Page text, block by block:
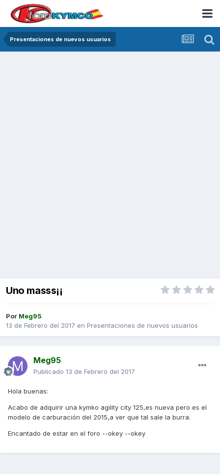
Presentaciones de nuevos usuarios
Uno masss¡¡
Por Meg95
13 de Febrero del 2017 en Presentaciones de nuevos usuarios
Meg95
Publicado 13 de Febrero del 2017
Hola buenas:
Acabo de adquirir una kymko agility city 125,es nueva pero es el
modelo de carburación del 2015,a ver que tal sale la burra.
Encantado de estar en el foro --okey --okey